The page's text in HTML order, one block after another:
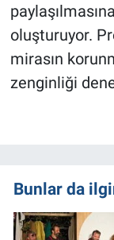
oluşturuyor.
mirasın
zenginliği
Bunlar da